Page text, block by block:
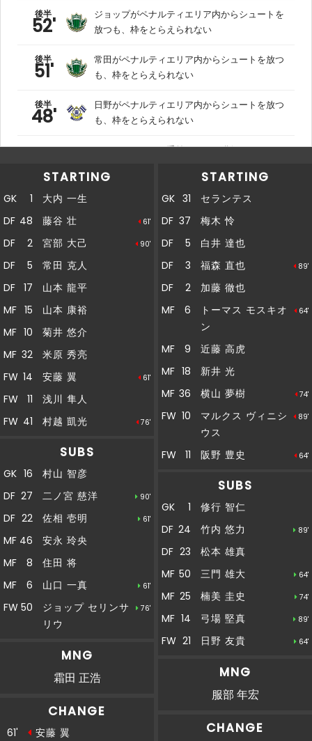
ゴール！！！こぼれ球に反応した日野がペナル
ティエリア内から右足でゴール左上に決める
後半
29' ３６横山ＯＵＴ→２５楠美ＩＮ
後半
30'
直近１５分のポゼッション：松本：７１％、今
治：２９％
後半
31' ４１村越ＯＵＴ→５０ジョップＩＮ
37'
常田がペナルティエリア内から枠内にシュート
を放つも、セランテスにセーブされる
後半
左ＣＫを獲得。キッカーの菊井はボールを蹴り
込む。これに反応した米原がペナルティエリア
内から枠内にシュートを放つも、今治の選手に
40' ここまでのスタッツ：シュート：８本
後半
40' ここまでのスタッツ：シュート：６本
後半
44' ３福森ＯＵＴ→２４竹内ＩＮ
後半
44'
後半
45' ２宮部ＯＵＴ→２７二ノ宮ＩＮ
46'
ペナルティエリア手前でＦＫを獲得。キッカー
らない
後半
48'
日野がペナルティエリア内からシュートを放つ
も、枠をとらえられない
後半
51'
常田がペナルティエリア内からシュートを放つ
も、枠をとらえられない
後半
52'
ジョップがペナルティエリア内からシュートを
放つも、枠をとらえられない
STARTING
GK 1
大内 一生
DF 48 藤谷 壮 61'
DF 2 宮部 大己 90'
DF 5
常田 克人
DF
17
山本 龍平
MF 15
山本 康裕
MF 10
菊井 悠介
MF 32
米原 秀亮
FW 14 安藤 翼 61'
FW 11
浅川 隼人
FW 41 村越 凱光 76'
SUBS
GK 16
村山 智彦
DF 27 二ノ宮 慈洋 90'
DF 22 佐相 壱明 61'
MF 46
安永 玲央
MF
8
住田 将
MF
6 山口 一真 61'
FW 50
ジョップ セリンサ
リウ
76'
MNG
霜田 正浩
CHANGE
61'
安藤 翼
STARTING
GK 31
セランテス
DF 37
梅木 怜
DF
5
白井 達也
DF
3 福森 直也 89'
DF 2
加藤 徹也
MF
6
トーマス モスキオ
ン
64'
MF 9
近藤 高虎
MF 18
新井 光
MF 36 横山 夢樹 74'
FW 10
マルクス ヴィニシ
ウス
89'
FW 11 阪野 豊史 64'
SUBS
GK 1
修行 智仁
DF 24 竹内 悠力 89'
DF 23
松本 雄真
MF 50 三門 雄大 64'
MF 25 楠美 圭史 74'
MF 14 弓場 堅真 89'
FW 21 日野 友貴 64'
MNG
服部 年宏
CHANGE